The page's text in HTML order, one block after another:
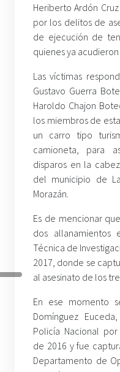
Heriberto Ardón
por los delitos de
de ejecución de
quienes ya
Las víctimas
Gustavo Guerra
Haroldo Chajon
los miembros de
un carro tipo
camioneta, para
disparos en la
del municipio de
Morazán.
Es de mencionar
dos allanamientos
Técnica de
2017, donde se
al asesinato de los
En ese momento
Domínguez
Policía Nacional
de 2016 y fue
Departamento de